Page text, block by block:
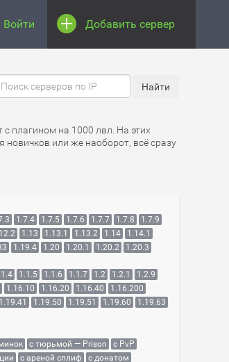
Войти Добавить сервер
с плагином на 1000 лвл. На этих
или же наоборот, всё сразу
1.7.4 1.7.5 1.7.6 1.7.7 1.7.8
1.7.9
1.13 1.13.1 1.13.2 1.14
1.14.1
1.19.4 1.20 1.20.1 1.20.2
1.20.3
1.1.5 1.1.6 1.1.7 1.2 1.2.1
1.2.9
1.16.10 1.16.20 1.16.40
1.16.200
1.19.41 1.19.50 1.19.51 1.19.60
1.19.63
с тюрьмой — Prison
с PvP
с ареной сплиф
с донатом